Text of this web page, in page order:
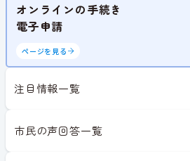
オンラインの手続き
電子申請
ページを見る
注目情報一覧
市民の声回答一覧